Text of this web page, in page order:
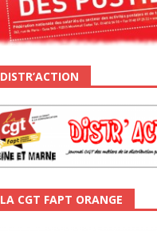
DISTR’ACTION
LA CGT FAPT ORANGE